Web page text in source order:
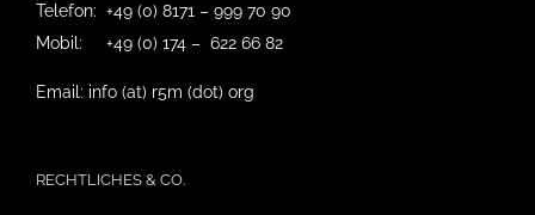
Telefon: +49 (0) 8171 – 999 70 90
Mobil: +49 (0) 174 – 622 66 82
Email: info (at) r5m (dot) org
RECHTLICHES & CO.